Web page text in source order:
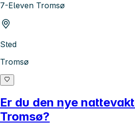
7-Eleven Tromsø
Sted
Tromsø
Er du den nye
Tromsø?